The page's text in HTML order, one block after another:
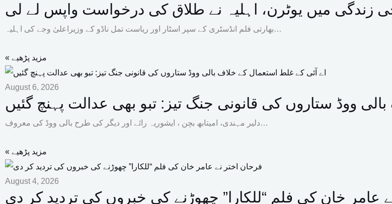
زندگی میں یوٹرن، اہلیہ نے طلاق کی درخواست واپس لے لی
بھارتی فلم انڈسٹری کے سپر اسٹار اور ریاست تمل ناڈو کے وزیراعلیٰ وجے کی اہلیہ…
« مزید پڑھیے
August 6, 2026
ووڈ ستاروں کی قانونی جنگ تیز: تبو بھی عدالت پہنچ گئیں
دلیر مہندی، امیتابھ بچن ، ایشوریہ رائے اور دیگر کی طرح بالی ووڈ کی معروف…
« مزید پڑھیے
August 4, 2026
عامر خان کی فلم “للکارا” چھوڑنے کی خبروں کی تردید کر دی